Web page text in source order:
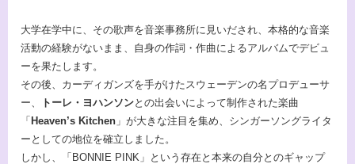
大学在学中に、その歌声を音楽事務所に見いだされ、本格的な音楽
活動の経験がないまま、自身の作詞・作曲によるアルバムでデビュ
ーを果たします。
その後、カーディガンズを手がけたスウェーデンの名プロデューサ
ー、
トーレ・ヨハンソンとの出会いによって制作された楽曲
「 Heaven’s Kitchen 」が大きな注目を集め、シンガーソングライタ
ーとしての地位を確立しました。
しかし、「BONNIE PINK」という存在と本来の自分とのギャップ